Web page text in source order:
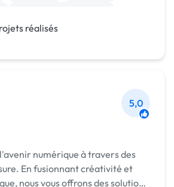
réalisés
5,0
numérique à travers des
et
nous vous offrons des solutions